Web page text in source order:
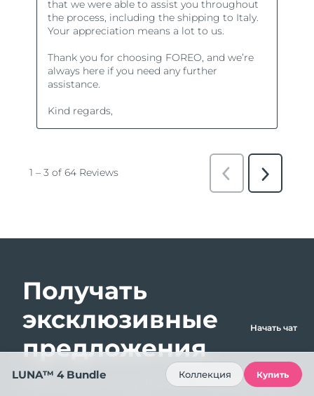
Получать
эксклюзивные
предложения
Подпишитесь и получите -15% на первый заказ!
Начать чат
LUNA™ 4 Bundle Коллекция Купить